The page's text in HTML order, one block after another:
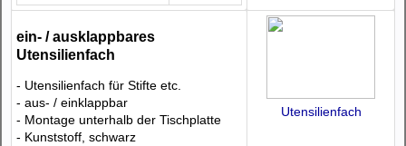
ein- / ausklappbares
Utensilienfach
- Utensilienfach für Stifte etc.
- aus- / einklappbar
- Montage unterhalb der Tischplatte
- Kunststoff, schwarz
Utensilienfach